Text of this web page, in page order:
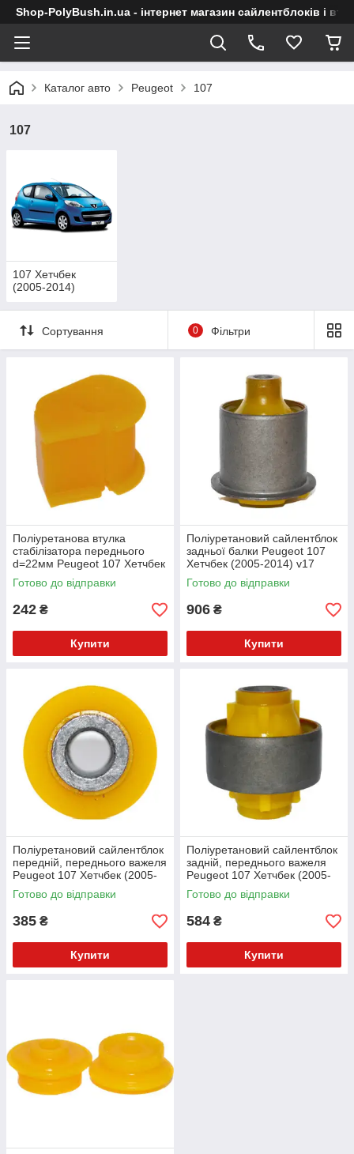
Shop-PolyBush.in.ua - інтернет магазин сайлентблоків і
Каталог авто Peugeot 107
107
107 Хетчбек
(2005-2014)
Сортування 0 Фільтри
Поліуретанова втулка
стабілізатора переднього
d=22мм Peugeot 107 Хетчбек
(2005-2014) v17
Готово до відправки
242 ₴
Купити
Поліуретановий сайлентблок
задньої балки Peugeot 107
Хетчбек (2005-2014) v17
Готово до відправки
906 ₴
Купити
Поліуретановий сайлентблок
передній, переднього важеля
Peugeot 107 Хетчбек (2005-
2014) v17
Готово до відправки
385 ₴
Купити
Поліуретановий сайлентблок
задній, переднього важеля
Peugeot 107 Хетчбек (2005-
2014) v17
Готово до відправки
584 ₴
Купити